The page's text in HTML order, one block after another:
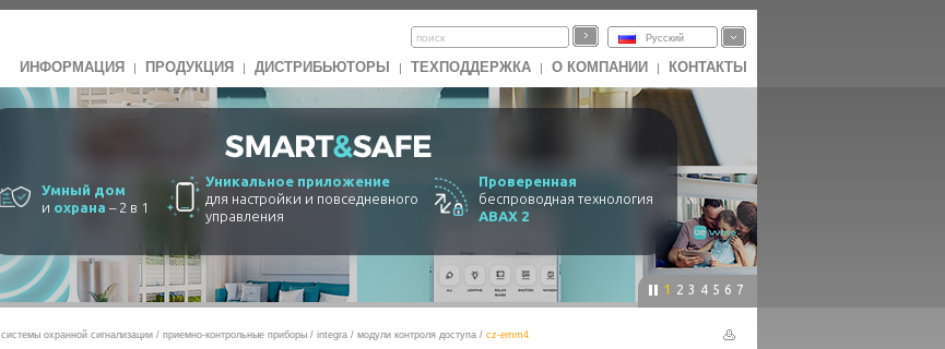
Русский
ИНФОРМАЦИЯ | ПРОДУКЦИЯ | ДИСТРИБЬЮТОРЫ | ТЕХПОДДЕРЖКА | О КОМПАНИИ | КОНТАКТЫ
Умный дом
и охрана – 2 в 1
Уникальное приложение
для настройки и повседневного
управления
Проверенная
беспроводная технология
ABAX 2
1 2 3 4 5 6 7
системы охранной сигнализации / приемно-контрольные приборы / integra / модули контроля доступа / cz-emm4